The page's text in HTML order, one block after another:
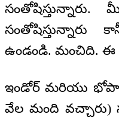
సంతోషిస్తున్నారు.
సంతోషిస్తున్నారు
ఉండండి. మంచిది. ఈ
ఇండోర్ మరియు
వేల మంది వచ్చారు)